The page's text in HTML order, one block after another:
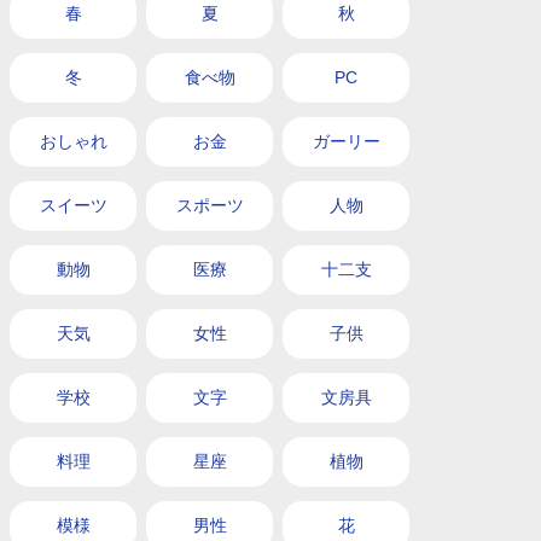
春 夏 秋
冬 食べ物 PC
おしゃれ お金 ガーリー
スイーツ スポーツ 人物
動物 医療 十二支
天気 女性 子供
学校 文字 文房具
料理 星座 植物
模様 男性 花